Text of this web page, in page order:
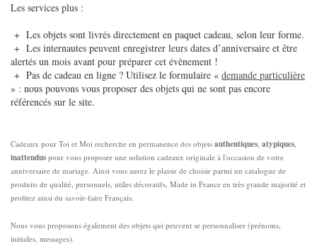
Les services plus :
+ Les objets sont livrés directement en paquet cadeau, selon leur forme.
+ Les internautes peuvent enregistrer leurs dates d’anniversaire et être
alertés un mois avant pour préparer cet évènement !
+ Pas de cadeau en ligne ? Utilisez le formulaire « demande particulière
» : nous pouvons vous proposer des objets qui ne sont pas encore
référencés sur le site.
Cadeaux pour Toi et Moi recherche en permanence des objets authentiques, atypiques,
inattendus pour vous proposer une solution cadeaux originale à l'occasion de votre
anniversaire de mariage. Ainsi vous aurez le plaisir de choisir parmi un catalogue de
produits de qualité, personnels, utiles décoratifs, Made in France en très grande majorité et
profitez ainsi du savoir-faire Français.
Nous vous proposons également des objets qui peuvent se personnaliser (prénoms,
initiales, messages).